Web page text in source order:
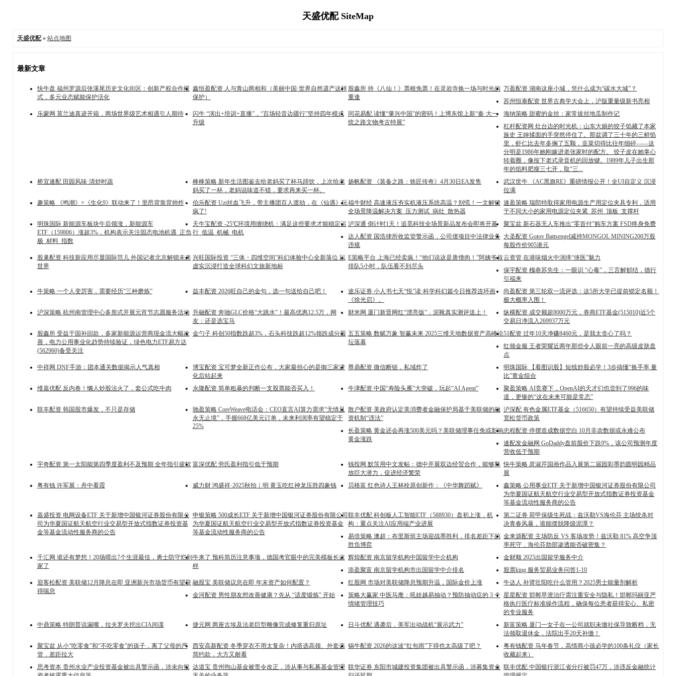
天盛优配 SiteMap
天盛优配» 站点地图
最新文章
快牛盘 福州罗源后张溪尾历史文化街区：创新产权合作模
式，多元业态赋能保护活化
鑫恒盈配资 人与青山两相和（美丽中国·世界自然遗产这样
保护）
股鑫所 持《八仙！》票根免票！在灵岩寺换一场与时光的
重逢
万盈配资 湖南这座小城，凭什么成为“碳水大城”？
苏州恒泰配资 世界古典学大会上，沪版重量级新书亮相
乐蒙网 莫兰迪真迹开箱，两场世界级艺术相遇引人期待
闪牛 “演出+培训+直播”，“百场轻音边疆行”坚持四年模式
升级
同花易配 读懂“肇兴中国”的密码！上博东馆上新“秦·大一
统之路文物考古特展”
海纳策略 甜蜜的金丝：家常拔丝地瓜制作记
杠杆配资网 灶台边的时光机：山东大娘的饺子馅藏了本家
族史 王婶揉面的手突然停住了。那盆调了三十年的三鲜馅
里，虾仁比去年多搁了五颗，韭菜切得比往年细碎——这
分明是1986年她刚嫁进老张家时的配方。 饺子皮在她掌心
转着圈，像按下老式录音机的回放键。1989年儿子出生那
年的馅料肥瘦三七开，取“三...
桥宜速配 田园风味·清炒时蔬
棒棒策略 新年生活图鉴去给老妈买了杯马蹄饮，上次给老
妈买了一杯，老妈说味道不错，要求再来买一杯。
扬帆配资 《装备之路：铁匠传奇》4月30日EA发售
武汉世牛 《AC黑旗RE》重磅情报公开！全UI自定义 沉浸
拉满
趣策略 《鸣潮》×《生化9》联动来了！里昂背靠背帅炸
伯乐配资 Uzi丝血飞升，带主播团百人渡劫，在《仙遇》玩
疯了!
福牛财经 高速液压夯实机液压系统高温？别慌！一文解锁
全场景降温解决方案_压力测试_病灶_散热器
速盈策略 瑞郎特取得家用电源生产用定位夹具专利，适用
于不同大小的家用电源定位夹紧_苏州_顶板_支撑杆
明珠国际 新能源车板块午后领涨，新能源车
ETF（159806）涨超3%，机构表示关注固态电池机遇_正负
极_材料_指数
天牛宝配资 -25℃环境用缠绕机：满足这些要求才能稳定运
行_低温_机械_电机
泸深通 倒计时1天！追觅科技全场景新品发布会即将开幕
聚宝盆 新石器无人车推出“零首付”购车方案 FSD终身免费
达人配资 国浩律所收监管警示函，公司债项目中法律业务
违规
大圣配资 Gotov Battsengel减持MONGOL MINING200万股
每股作价905港元
股巢配资 科技新应用尽显国际范儿 外国记者北京解锁未来
世界
兴旺国际投资 “三体・四维空间”科幻体验中心全新落位 以
虚实沉浸打造全球科幻文旅新地标
E策略平台 上海已经卖疯！“他们说这是唐僧肉！”阿姨爷叔
排队5小时，队伍看不到尽头
云资管 在港味烟火中演绎“侠医”魅力
保宇配资 槐巷苏先生：一眼识 “心毒”，三言解郁结，德行
引福来
牛策略 一个人变厉害，需要经历“三种磨炼”
益丰配资 2026旺自己的金句，选一句送给自己吧！
途乐证券 小人书七天“悦”读·科学科幻篇今日推荐连环画
《徐光启》。
尚盈配资 第三轮双一流评选：这5所大学已提前锁定名额！
极大概率入围！
沪深策略 杭州南管理中心多形式开展元宵节志愿服务活动 升融配资 奔驰GLC价格“大跳水”！最高优惠12.5万，网
友：还是选宝马
财米网 厦门新晋网红“漂亮饭”，泥靴真实测评送上！
纵横配资 成交额超8000万元，券商ETF基金(515010)近5个
交易日净流入269937万元
股鑫所 受益于国补回款，多家新能源运营商现金流大幅改
善，电力公用事业化趋势持续验证，绿色电力ETF易方达
(562960)备受关注
金勺子 科创50指数跌超3%，石头科技跌超12%领跌成分股 五五策略 数赋万象 智赢未来 2025三维天地数据资产高峰论
坛落幕
51配资 过年10天净赚8460元，是我太贪心了吗？
红领金服 王者荣耀近两年那些令人眼前一亮的高级皮肤盘
点
中祥网 DNF手游：团本通关数据揭示人气真相
博宝配资 宝可梦全新正作公布，大家最担心的是御三家进
化后站起来
尊鼎配资 微信断链，私域炸了
明珠国际 【看图识股】短线炒股必学！3步搞懂“换手率 量
比”黄金组合
维嘉优配 反内卷！懒人炒股法火了，套公式吃牛肉
永隆配资 简单粗暴的判断一支股票能否买入！ 牛津配资 中国“寿险头雁”大突破，玩起“AI Agent”
聚盈策略 AI竞赛下，OpenAI的天才们也尝到了996的味
道，更惨的“这在未来可能是常态”
联丰配资 韩国股市爆发，不只是存储
驰盈策略 CoreWeave电话会：CEO直言AI算力需求“无情且
永无止境”，手握668亿美元订单，未来利润率有望稳定于
25%
散户配资 美政府认定美消费者金融保护局基于美联储的融
资机制“违法”
沪深配 有色金属ETF基金（516650）有望持续受益美联储
宽松货币政策
长盈策略 黄金还会再涨500美元吗？美联储理事任免或影响
黄金涨跌
忠程配资 停摆造成数据空白 10月非农数据或永难公布
速配发金融网 GoDaddy盘前股价下跌9%，该公司预测年度
营收低于预期
宇奇配资 第一太阳能第四季度盈利不及预期 全年指引疲软 富深优配 劳氏盈利指引低于预期
钱投网 默茨用中文发帖：德中开展双边经贸合作，能够释
放巨大潜力，促进经济繁荣
快牛策略 庹淑芹国画作品入展第二届园彩墨韵圆明园精品
展
粤有钱 许军展：舟中看霞
威力财 鸿盛祥·2025秋拍｜明 黄玉吃红神龙压胜四象钱 贝格富 红色诗人王林栓原创新作：《中华舞蹈赋》
鑫策略 公用事业ETF 关于新增中国银河证券股份有限公司
为华夏国证航天航空行业交易型开放式指数证券投资基金
等基金流动性服务商的公告
嘉盛投资 电网设备ETF 关于新增中国银河证券股份有限公
司为华夏国证航天航空行业交易型开放式指数证券投资基
金等基金流动性服务商的公告
申银策略 500成长ETF 关于新增中国银河证券股份有限公司
为华夏国证航天航空行业交易型开放式指数证券投资基金
等基金流动性服务商的公告
联丰优配 科创板人工智能ETF（588930）盘初上涨，机
构：重点关注AI应用端产业进展
第二证券 荷甲保级生死战：兹沃勒VS海伦芬 主场绞杀对
决青春风暴，谁能摆脱降级泥潭？
易倍策略 澳超：布里斯班主场迎战墨胜利，排名差距下的
胜负博弈
金来源配资 主场防反 VS 客场攻势！兹沃勒 81% 高空争顶
率死守，海伦芬肋部渗透能否破密集？
千汇网 谁还有梦想！20场喂出7个生涯最佳，勇士防守烂到
家了
牛来了 预科简历注意事项，德国考官眼中的完美模板长这
样
辉煌配资 南京留学机构中国留学中介机构
金财顺 2025出国留学服务中介
添盈聚富 南京留学机构市出国留学中介排名
股票king 服务贸易业务问答1-10
迎客松配资 美联储12月降息在即 亚洲新兴市场货币有望获
得喘息
融股宝 美联储议息在即 年末资产如何配置？ 红股网 市场对美联储降息预期升温，国际金价上涨
牛达人 补肾壮阳吃什么管用？2025男士能量剂解析
金河配资 男性朋友想改善健康？先从 “适度锻炼” 开始
策略大赢家 中医马麾：吼娃越易抽动？预防抽动症的 3 个
情绪管理技巧
星星配资 邯郸早泄治疗需注重安全与隐私！邯郸玛丽亚严
格执行医疗标准操作流程，确保每位患者获得安心、私密
的专业服务
中鼎策略 特朗普说漏嘴，拉夫罗夫挖出CIA间谍
捷元网 两座古埃及法老巨型雕像完成修复重归原址 日斗优配 遇袭后，美军出动战机“展示武力”
新富策略 厦门一女子在一公司就职未缴社保导致断档，无
法领取退休金，法院出手20天补缴！
聚宝盆 从小“吃零食”和“不吃零食”的孩子，离了父母的严
管，差距拉大
西安高新配资 冬季穿衣不用太复杂！内搭选高领、外套选
简约款，大方又耐看
锅牛配资 2026的这波“红包雨”下得也太高级了吧？
粤有钱配资 马年春节，高情商小孩必学的100条礼仪（家长
收藏起来）
思考资本 贵州水业产业投资基金被出具警示函，涉未向投 达道宝 贵州煦山基金被责令改正，涉从事与私募基金管理 联华证券 东阳市城建投资集团被出具警示函，涉募集资金 联丰优配 中国银行浙江省分行被罚47万，涉违反金融统计